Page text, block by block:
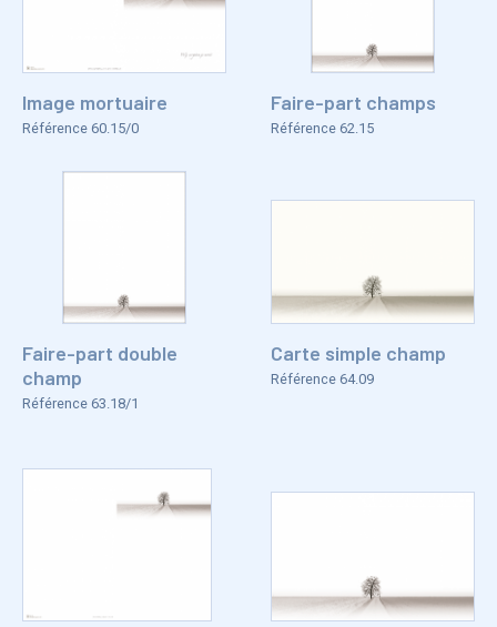
Image mortuaire
Référence 60.15/0
Faire-part champs
Référence 62.15
Faire-part double
champ
Référence 63.18/1
Carte simple champ
Référence 64.09